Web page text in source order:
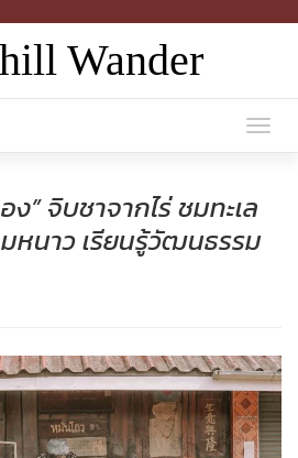
Wander
” จิบชาจากไร่ ชมทะเล
หนาว เรียนรู้วัฒนธรรม